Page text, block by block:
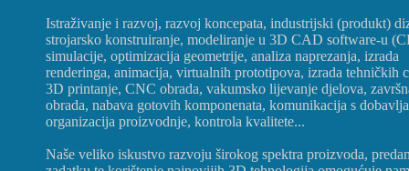
Istraživanje i razvoj, razvoj koncepata, industrijski (produkt)
strojarsko konstruiranje, modeliranje u 3D CAD software-u
simulacije, optimizacija geometrije, analiza naprezanja, izrada
renderinga, animacija, virtualnih prototipova, izrada tehničkih
3D printanje, CNC obrada, vakumsko lijevanje djelova,
obrada, nabava gotovih komponenata, komunikacija s
organizacija proizvodnje, kontrola kvalitete...
Naše veliko iskustvo razvoju širokog spektra proizvoda,